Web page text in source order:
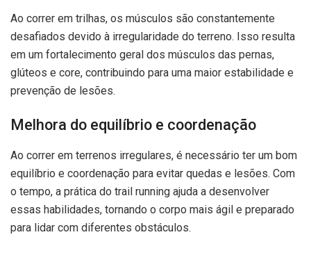
Ao correr em trilhas, os músculos são constantemente
desafiados devido à irregularidade do terreno. Isso resulta
em um fortalecimento geral dos músculos das pernas,
glúteos e core, contribuindo para uma maior estabilidade e
prevenção de lesões.
Melhora do equilíbrio e coordenação
Ao correr em terrenos irregulares, é necessário ter um bom
equilíbrio e coordenação para evitar quedas e lesões. Com
o tempo, a prática do trail running ajuda a desenvolver
essas habilidades, tornando o corpo mais ágil e preparado
para lidar com diferentes obstáculos.